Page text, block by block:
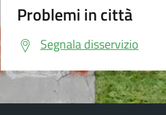
Problemi in città
Segnala disservizio